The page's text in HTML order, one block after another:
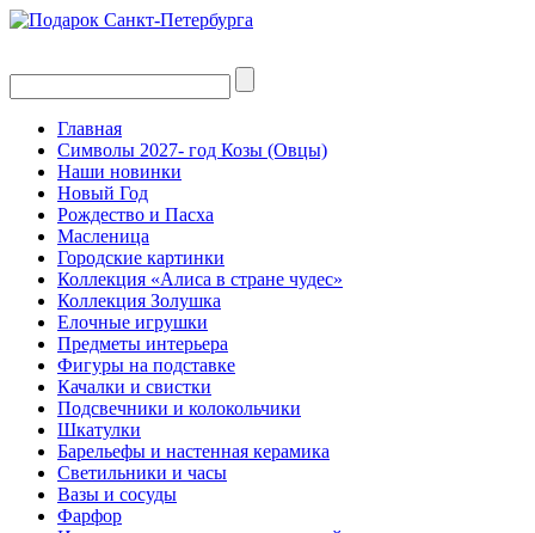
Главная
Символы 2027- год Козы (Овцы)
Наши новинки
Новый Год
Рождество и Пасха
Масленица
Городские картинки
Коллекция «Алиса в стране чудес»
Коллекция Золушка
Елочные игрушки
Предметы интерьера
Фигуры на подставке
Качалки и свистки
Подсвечники и колокольчики
Шкатулки
Барельефы и настенная керамика
Светильники и часы
Вазы и сосуды
Фарфор